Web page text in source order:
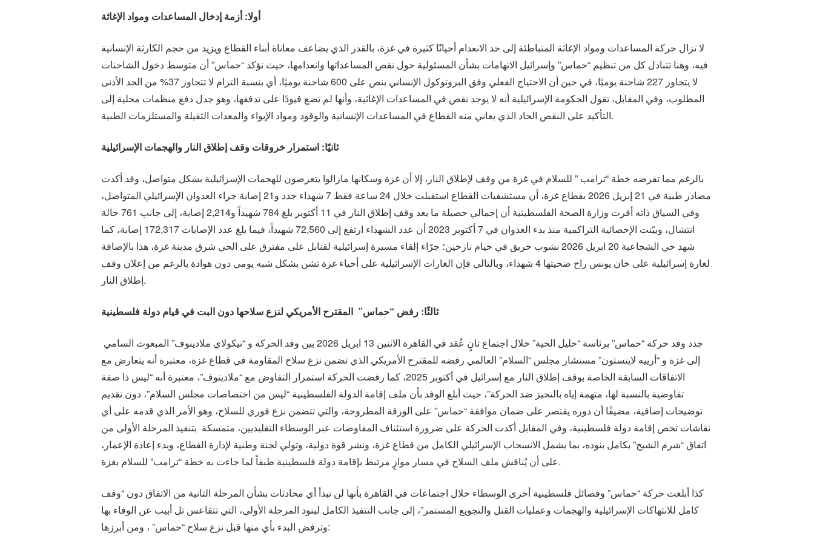
أولا: أزمة إدخال المساعدات ومواد الإغاثة
لا تزال حركة المساعدات ومواد الإغاثة المتباطئة إلى حد الانعدام أحيانًا كثيرة في غزة، بالقدر الذي يضاعف معاناة أبناء القطاع ويزيد من حجم الكارثة الإنسانية
فيه، وهنا تتبادل كل من تنظيم “حماس” وإسرائيل الاتهامات بشأن المسئولية حول نقص المساعداتها وانعدامها، حيث تؤكد “حماس” أن متوسط دخول الشاحنات
لا يتجاوز 227 شاحنة يوميًا، في حين أن الاحتياج الفعلي وفق البروتوكول الإنساني ينص على 600 شاحنة يوميًا، أي بنسبة التزام لا تتجاوز 37% من الحد الأدنى
المطلوب، وفي المقابل، تقول الحكومة الإسرائيلية أنه لا يوجد نقص في المساعدات الإغاثية، وأنها لم تضع قيودًا على تدفقها، وهو جدل دفع منظمات محلية إلى
التأكيد على النقص الحاد الذي يعاني منه القطاع في المساعدات الإنسانية والوقود ومواد الإيواء والمعدات الثقيلة والمستلزمات الطبية.
ثانيًا: استمرار خروقات وقف إطلاق النار والهجمات الإسرائيلية
بالرغم مما تفرضه خطة “ترامب ” للسلام في غزة من وقف لإطلاق النار، إلا أن غزة وسكانها مازالوا يتعرضون للهجمات الإسرائيلية بشكل متواصل، وقد أكدت
مصادر طبية في 21 إبريل 2026 بقطاع غزة، أن مستشفيات القطاع استقبلت خلال 24 ساعة فقط 7 شهداء جدد و21 إصابة جراء العدوان الإسرائيلي المتواصل،
وفي السياق ذاته أقرت وزارة الصحة الفلسطينية أن إجمالي حصيلة ما بعد وقف إطلاق النار في 11 أكتوبر بلغ 784 شهيداً و2,214 إصابة، إلى جانب 761 حالة
انتشال، وبيّنت الإحصائية التراكمية منذ بدء العدوان في 7 أكتوبر 2023 أن عدد الشهداء ارتفع إلى 72,560 شهيداً، فيما بلغ عدد الإصابات 172,317 إصابة، كما
شهد حي الشجاعية 20 ابريل 2026 نشوب حريق في خيام نازحين؛ جرّاء إلقاء مسيرة إسرائيلية لقنابل على مفترق على الحي شرق مدينة غزة، هذا بالإضافة
لغارة إسرائيلية على خان يونس راح ضحيتها 4 شهداء، وبالتالي فإن الغارات الإسرائيلية على أحياء غزة تشن بشكل شبه يومي دون هوادة بالرغم من إعلان وقف
إطلاق النار.
ثالثًا: رفض “حماس” المقترح الأمريكي لنزع سلاحها دون البت في قيام دولة فلسطينية
إلى غزة و “أرييه لايتستون” مستشار مجلس “السلام” العالمي رفضه للمقترح الأمريكي الذي تضمن نزع سلاح المقاومة في قطاع غزة، معتبرة أنه يتعارض مع
الاتفاقات السابقة الخاصة بوقف إطلاق النار مع إسرائيل في أكتوبر 2025، كما رفضت الحركة استمرار التفاوض مع “ملادينوف”، معتبرة أنه “ليس ذا صفة
تفاوضية بالنسبة لها، متهمة إياه بالتحيز ضد الحركة”، حيث أبلغ الوفد بأن ملف إقامة الدولة الفلسطينية “ليس من اختصاصات مجلس السلام”، دون تقديم
توضيحات إضافية، مضيفًا أن دوره يقتصر على ضمان موافقة “حماس” على الورقة المطروحة، والتي تتضمن نزع فوري للسلاح، وهو الأمر الذي قدمه على أي
نقاشات تخص إقامة دولة فلسطينية، وفي المقابل أكدت الحركة على ضرورة استئناف المفاوضات عبر الوسطاء التقليديين، متمسكة بتنفيذ المرحلة الأولى من
اتفاق “شرم الشيخ” بكامل بنوده، بما يشمل الانسحاب الإسرائيلي الكامل من قطاع غزة، ونشر قوة دولية، وتولي لجنة وطنية لإدارة القطاع، وبدء إعادة الإعمار،
على أن يُناقش ملف السلاح في مسار موازٍ مرتبط بإقامة دولة فلسطينية طبقاً لما جاءت به خطة “ترامب” للسلام بغزة.
كذا أبلغت حركة “حماس” وفصائل فلسطينية أخرى الوسطاء خلال اجتماعات في القاهرة بأنها لن تبدأ أي محادثات بشأن المرحلة الثانية من الاتفاق دون “وقف
كامل للانتهاكات الإسرائيلية والهجمات وعمليات القتل والتجويع المستمر”، إلى جانب التنفيذ الكامل لبنود المرحلة الأولى، التي تتقاعس تل أبيب عن الوفاء بها
وترفض البدء بأي منها قبل نزع سلاح “حماس” ، ومن أبرزها: